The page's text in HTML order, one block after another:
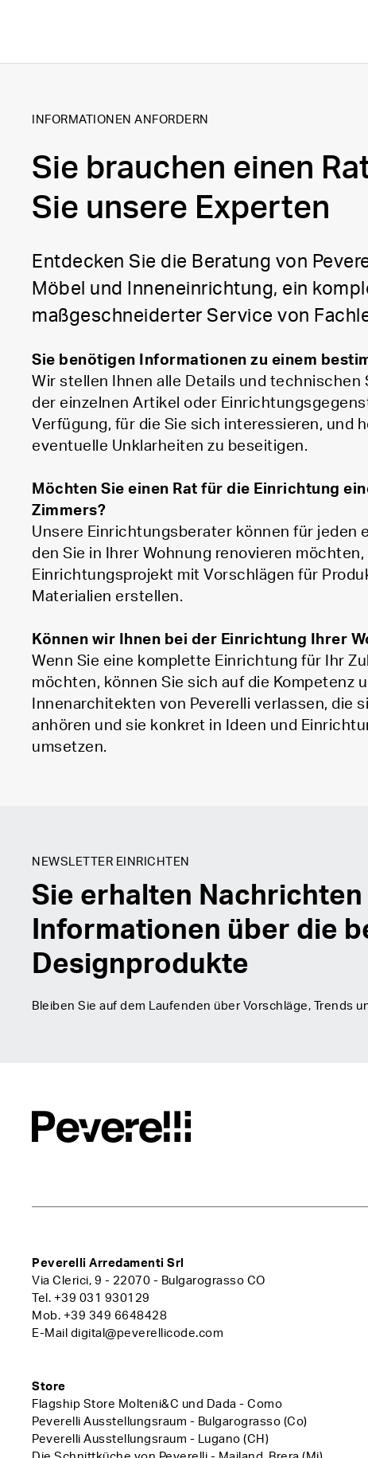
INFORMATIONEN ANFORDERN
Sie brauchen einen
Sie unsere Experten
Entdecken Sie die Beratung von
Möbel und Inneneinrichtung, ein
maßgeschneiderter Service von
Sie benötigen Informationen zu einem
Wir stellen Ihnen alle Details und technischen
der einzelnen Artikel oder
Verfügung, für die Sie sich interessieren, und
eventuelle Unklarheiten zu beseitigen.
Möchten Sie einen Rat für die Einrichtung
Zimmers?
Unsere Einrichtungsberater können für jeden
den Sie in Ihrer Wohnung renovieren möchten,
Einrichtungsprojekt mit Vorschlägen für
Materialien erstellen.
Können wir Ihnen bei der Einrichtung Ihrer
Wenn Sie eine komplette Einrichtung für Ihr
möchten, können Sie sich auf die Kompetenz
Innenarchitekten von Peverelli verlassen, die
anhören und sie konkret in Ideen und
umsetzen.
NEWSLETTER EINRICHTEN
Sie erhalten Nachrichten
Informationen über die
Designprodukte
Bleiben Sie auf dem Laufenden über Vorschläge, Trends
Peverelli Arredamenti Srl
Via Clerici, 9 - 22070 - Bulgarograsso CO
Tel. +39 031 930129
Mob. +39 349 6648428
E-Mail digital@peverellicode.com
Store
Flagship Store Molteni&C und Dada - Como
Peverelli Ausstellungsraum - Bulgarograsso (Co)
Peverelli Ausstellungsraum - Lugano (CH)